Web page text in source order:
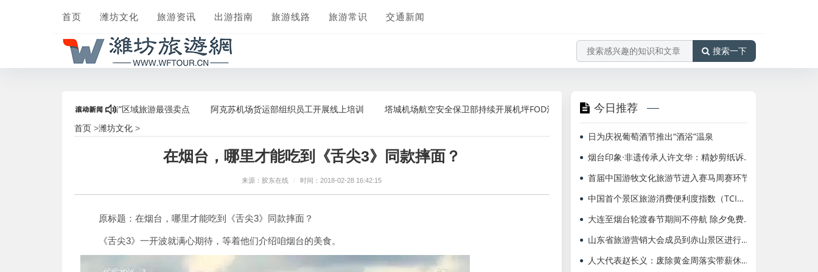
首页 潍坊文化 旅游资讯 出游指南 旅游线路 旅游常识 交通新闻
搜索一下
，打造“后疫情”区域旅游最强卖点 阿克苏机场货运部组织员工开展线上培训 塔城机场航空安全保卫部持续开展机坪FOD清理工作 海航北京=布鲁塞尔、多伦多国际航班增频至每周2班
首页 >潍坊文化 >
在烟台，哪里才能吃到《舌尖3》同款摔面？
来源：胶东在线 / 时间：2018-02-28 16:42:15
原标题：在烟台，哪里才能吃到《舌尖3》同款摔面？
《舌尖3》一开波就满心期待，等着他们介绍咱烟台的美食。
今日推荐
日为庆祝葡萄酒节推出“酒浴”温泉
烟台印象·非遗传承人许文华：精妙剪纸诉说中国故事
首届中国游牧文化旅游节进入赛马周赛环节
中国首个景区旅游消费便利度指数（TCI）发布 颐和园、杭州西湖等排名前列
大连至烟台轮渡春节期间不停航 除夕免费送饺子
山东省旅游营销大会成员到赤山景区进行采风考察
人大代表赵长义：废除黄金周落实带薪休假制